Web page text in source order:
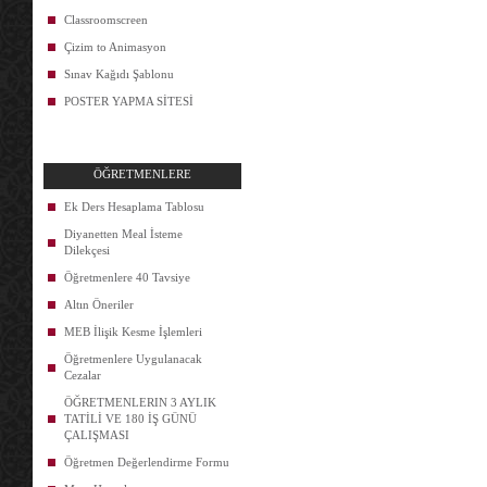
Classroomscreen
Çizim to Animasyon
Sınav Kağıdı Şablonu
POSTER YAPMA SİTESİ
ÖĞRETMENLERE
Ek Ders Hesaplama Tablosu
Diyanetten Meal İsteme
Dilekçesi
Öğretmenlere 40 Tavsiye
Altın Öneriler
MEB İlişik Kesme İşlemleri
Öğretmenlere Uygulanacak
Cezalar
ÖĞRETMENLERIN 3 AYLIK
TATİLİ VE 180 İŞ GÜNÜ
ÇALIŞMASI
Öğretmen Değerlendirme Formu